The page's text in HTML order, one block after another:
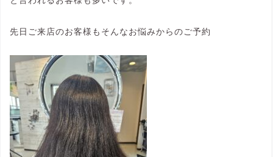
先日ご来店のお客様もそんなお悩みからのご予約